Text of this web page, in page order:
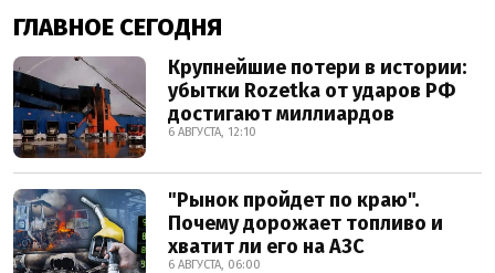
ГЛАВНОЕ СЕГОДНЯ
Крупнейшие потери в истории:
убытки Rozetka от ударов РФ
достигают миллиардов
6 АВГУСТА, 12:10
"Рынок пройдет по краю".
Почему дорожает топливо и
хватит ли его на АЗС
6 АВГУСТА, 06:00